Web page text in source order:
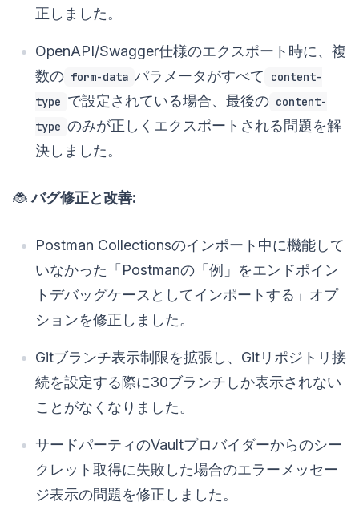
正しました。
OpenAPI/Swagger仕様のエクスポート時に、複
数の form-data パラメータがすべて
content-
type で設定されている場合、最後の content-
type のみが正しくエクスポートされる問題を解
決しました。
🐞バグ修正と改善:
Postman Collectionsのインポート中に機能して
いなかった「Postmanの「例」をエンドポイン
トデバッグケースとしてインポートする」オプ
ションを修正しました。
Gitブランチ表示制限を拡張し、Gitリポジトリ接
続を設定する際に30ブランチしか表示されない
ことがなくなりました。
サードパーティのVaultプロバイダーからのシー
クレット取得に失敗した場合のエラーメッセー
ジ表示の問題を修正しました。